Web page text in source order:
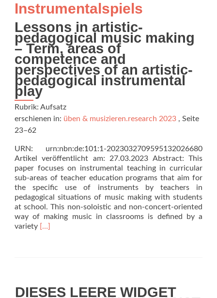
Instrumentalspiels
Lessons in artistic-
pedagogical music making
– Term, areas of
competence and
perspectives of an artistic-
pedagogical instrumental
play
Rubrik: Aufsatz
erschienen in: üben & musizieren.research 2023 , Seite
23–62
URN: urn:nbn:de:101:1-2023032709595132026680
Artikel veröffentlicht am: 27.03.2023 Abstract: This
paper focuses on instrumental teaching in curricular
sub-areas of teacher education programs that aim for
the specific use of instruments by teachers in
pedagogical situations of music making with students
at school. This non-soloistic and non-concert-oriented
way of making music in classrooms is defined by a
variety Read
Begriff,
[…]
DIESES LEERE WIDGET